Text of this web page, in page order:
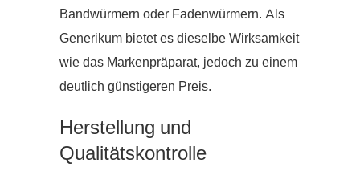
Bandwürmern oder Fadenwürmern. Als
Generikum bietet es dieselbe Wirksamkeit
wie das Markenpräparat, jedoch zu einem
deutlich günstigeren Preis.
Herstellung und
Qualitätskontrolle